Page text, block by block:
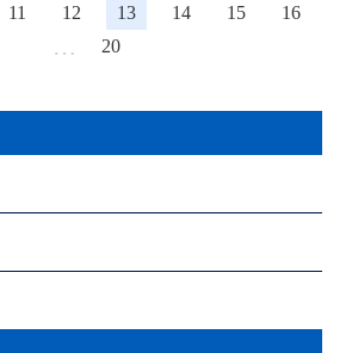
11 12 13 14 15 16
… 20